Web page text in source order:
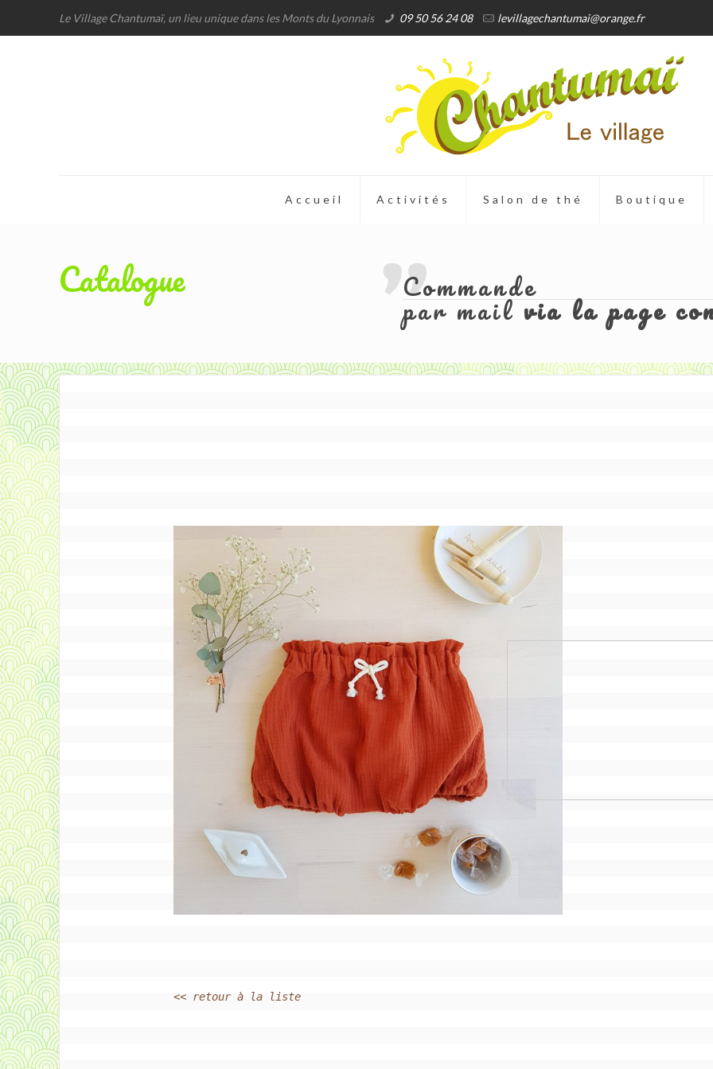
Le Village Chantumaï, un lieu unique dans les Monts du Lyonnais 09 50 56 24 08 levillagechantumai@orange.fr
Accueil Activités Salon de thé Boutique
Catalogue Commande
par mailvia la page
<< retour à la liste